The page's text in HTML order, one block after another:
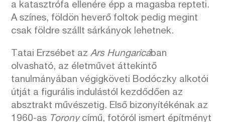
a katasztrófa ellenére épp a magasba repteti.
A színes, földön heverő foltok pedig megint
csak földre szállt sárkányok lehetnek.
Tatai Erzsébet azArs Hungaricában
olvasható, az életművet áttekintő
tanulmányában végigköveti Bodóczky alkotói
útját a figurális indulástól kezdődően az
absztrakt művészetig. Első bizonyítékénak az
1960-as Torony című, fotóról ismert építményt